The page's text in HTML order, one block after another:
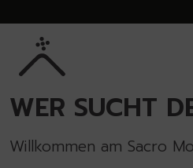
ZURÜCK ZU SACRO
WER SUCHT
Willkommen am Sacro